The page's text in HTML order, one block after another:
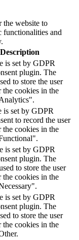
the website to
functionalities and
Description
is set by GDPR
plugin. The
to store the user
the cookies in the
is set by GDPR
to record the user
the cookies in the
is set by GDPR
plugin. The
to store the user
the cookies in the
is set by GDPR
plugin. The
to store the user
the cookies in the